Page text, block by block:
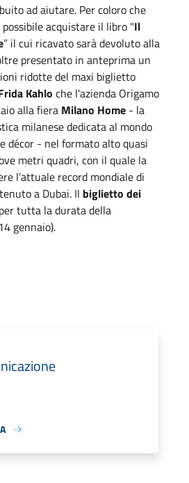
ad aiutare. Per coloro che
acquistare il libro "Il
” il cui ricavato sarà devoluto alla
presentato in anteprima un
ridotte del maxi biglietto
Kahlo che l'azienda Origamo
alla fiera Milano Home - la
milanese dedicata al mondo
décor - nel formato alto quasi
metri quadri, con il quale la
l’attuale record mondiale di
a Dubai. Il biglietto dei
tutta la durata della
gennaio).